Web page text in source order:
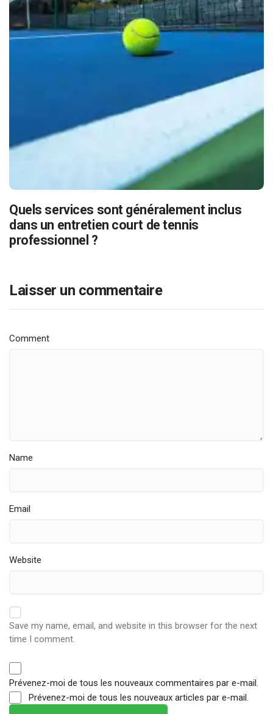
Quels services sont généralement inclus
dans un entretien court de tennis
professionnel ?
Laisser un commentaire
Comment
Name
Email
Website
Save my name, email, and website in this browser for the next
time I comment.
Prévenez-moi de tous les nouveaux commentaires par e-mail.
Prévenez-moi de tous les nouveaux articles par e-mail.